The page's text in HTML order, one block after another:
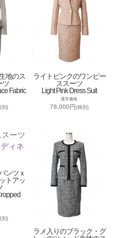
地のス
ツ
Fabric
別)
ライトピンクのワンピー
ススーツ
Light Pink Dress Suit
通常価格
78,000円 (税別)
ンツｘ
トアッ
別)
ラメ入りのブラック・グ